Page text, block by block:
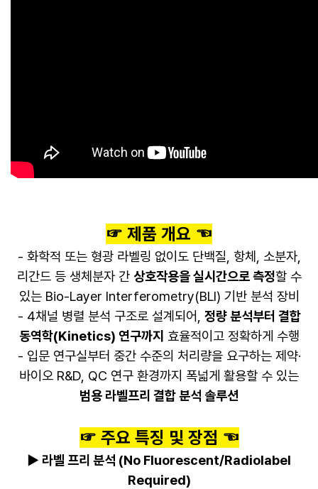
☞ 제품 개요 ☜
- 화학적 또는 형광 라벨링 없이도 단백질, 항체, 소분자,
리간드 등 생체분자 간 상호작용을 실시간으로 측정할 수
있는 Bio-Layer Interferometry(BLI) 기반 분석 장비
- 4채널 병렬 분석 구조로 설계되어, 정량 분석부터 결합
동역학(Kinetics) 연구까지 효율적이고 정확하게 수행
- 입문 연구실부터 중간 수준의 처리량을 요구하는 제약·
바이오 R&D, QC 연구 환경까지 폭넓게 활용할 수 있는
범용 라벨프리 결합 분석 솔루션
☞ 주요 특징 및 장점 ☜
▶ 라벨 프리 분석 (No Fluorescent/Radiolabel
Required)